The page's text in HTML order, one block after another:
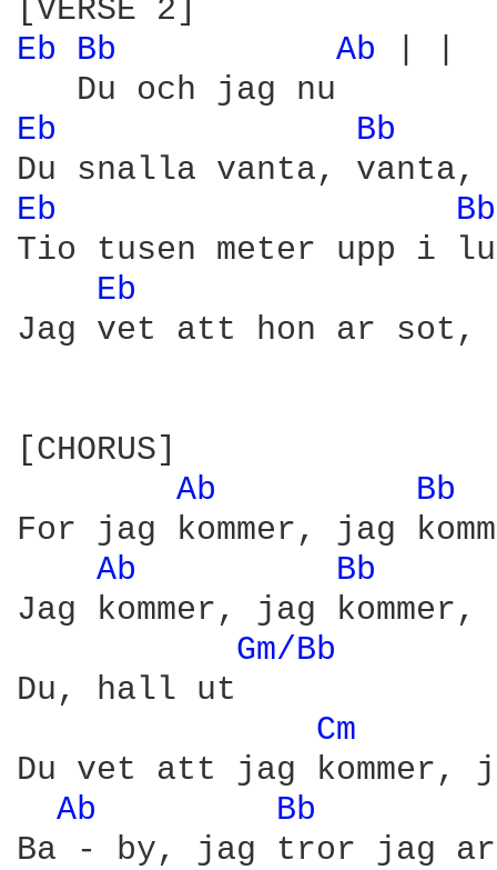
Eb Bb Ab
Eb
Bb
Eb
Tio tusen meter upp i
Eb
Jag vet att hon ar sot,
[CHORUS]
Ab
Bb
For jag kommer, jag
Ab
Bb
Jag kommer, jag
Gm/Bb
Du, hall ut
Cm
Du vet att jag kommer,
Ab
Bb
Ba - by, jag tror jag